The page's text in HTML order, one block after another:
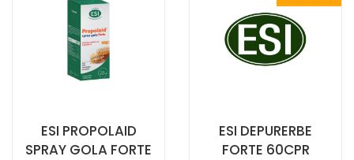
CARRELLO
ESI PROPOLAID
SPRAY GOLA FORTE
ESI DEPURERBE
FORTE 60CPR